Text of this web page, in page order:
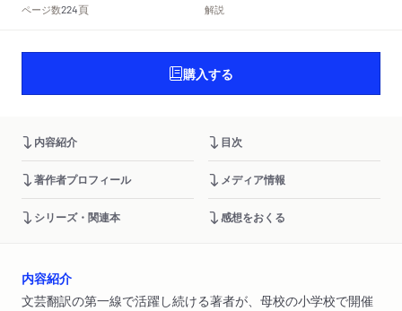
ページ数224頁 解説
購入する
内容紹介 目次
著作者プロフィール メディア情報
シリーズ・関連本 感想をおくる
内容紹介
文芸翻訳の第一線で活躍し続ける著者が、母校の小学校で開催